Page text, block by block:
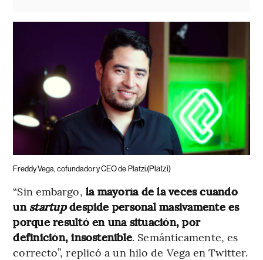
Freddy Vega, cofundador y CEO de Platzi.(Platzi)
“Sin embargo, la mayoría de la veces cuando
un startupdespide personal masivamente es
porque resultó en una situación, por
definición, insostenible. Semánticamente, es
correcto”, replicó a un hilo de Vega en Twitter.